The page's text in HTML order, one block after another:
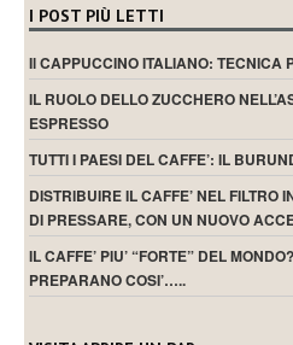
I POST PIÙ LETTI
Il CAPPUCCINO ITALIANO: TECNICA
IL RUOLO DELLO ZUCCHERO
ESPRESSO
TUTTI I PAESI DEL CAFFE’: IL
DISTRIBUIRE IL CAFFE’ NEL FILTRO
DI PRESSARE, CON UN NUOVO
IL CAFFE’ PIU’ “FORTE” DEL
PREPARANO COSI’…..